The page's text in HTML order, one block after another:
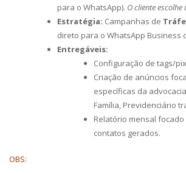
para o WhatsApp). O cliente
Estratégia: Campanhas de
direto para o WhatsApp Business
Entregáveis:
Configuração de tags/
Criação de anúncios
específicas da
Família, Previdenciário
Relatório mensal
contatos gerados.
OBS: